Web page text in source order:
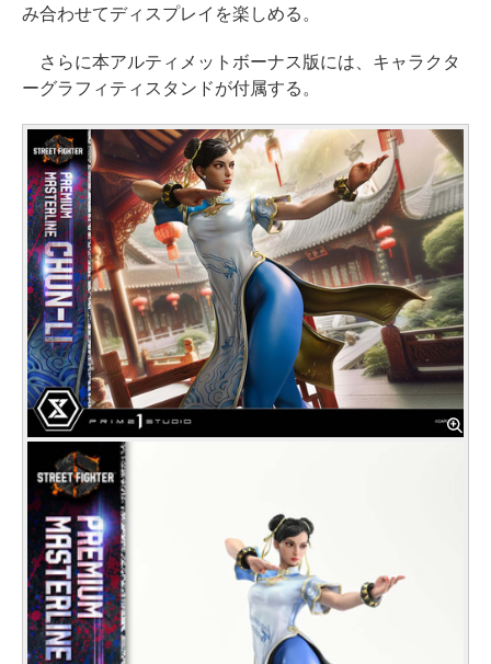
み合わせてディスプレイを楽しめる。
さらに本アルティメットボーナス版には、キャラクタ
ーグラフィティスタンドが付属する。